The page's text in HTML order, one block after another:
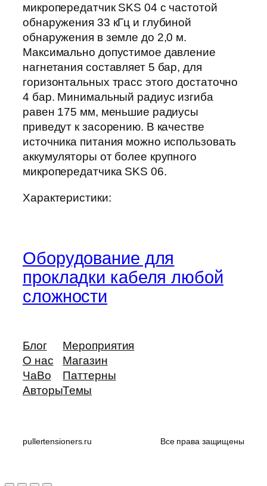
микропередатчик SKS 04 с частотой
обнаружения 33 кГц и глубиной
обнаружения в земле до 2,0 м.
Максимально допустимое давление
нагнетания составляет 5 бар, для
горизонтальных трасс этого достаточно
4 бар. Минимальный радиус изгиба
равен 175 мм, меньшие радиусы
приведут к засорению. В качестве
источника питания можно использовать
аккумуляторы от более крупного
микропередатчика SKS 06.
Характеристики:
Оборудование для
прокладки кабеля любой
сложности
Блог
О нас
ЧаВо
Авторы
Мероприятия
Магазин
Паттерны
Темы
pullertensioners.ru Все права защищены